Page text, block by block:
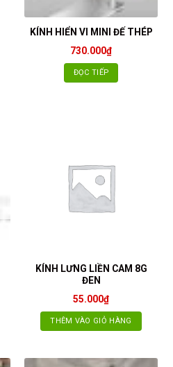
KÍNH HIỂN VI MINI ĐẾ THÉP
730.000₫
ĐỌC TIẾP
KÍNH LƯNG LIỀN CAM 8G
ĐEN
55.000₫
THÊM VÀO GIỎ HÀNG